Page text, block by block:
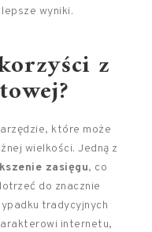
wyniki.
z
które może
wielkości. Jedną z
zasięgu, co
do znacznie
tradycyjnych
internetu,